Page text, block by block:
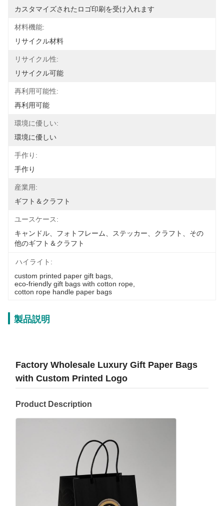
カスタマイズされたロゴ印刷を受け入れます
材料機能:
リサイクル材料
リサイクル性:
リサイクル可能
再利用可能性:
再利用可能
環境に優しい:
環境に優しい
手作り:
手作り
産業用:
ギフト＆クラフト
ユースケース:
キャンドル、フォトフレーム、ステッカー、クラフト、その
他のギフト＆クラフト
ハイライト:
custom printed paper gift bags
eco-friendly gift bags with cotton rope
cotton rope handle paper bags
製品説明
Factory Wholesale Luxury Gift Paper Bags
with Custom Printed Logo
Product Description